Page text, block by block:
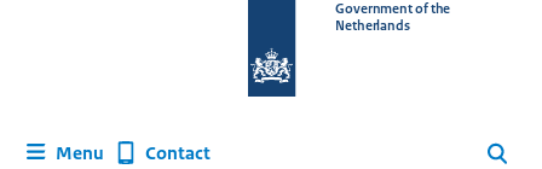
homepage
Government of the
Netherlands
Menu Contact Search